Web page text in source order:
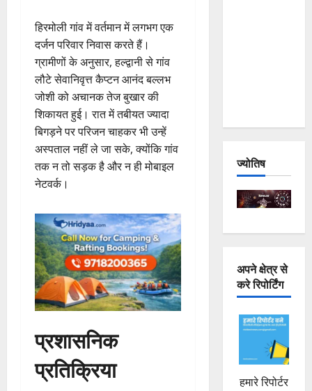
हिरमोली गांव में वर्तमान में लगभग एक
दर्जन परिवार निवास करते हैं।
ग्रामीणों के अनुसार, हल्द्वानी से गांव
लौटे सेवानिवृत्त कैप्टन आनंद बल्लभ
जोशी को अचानक तेज बुखार की
शिकायत हुई। रात में तबीयत ज्यादा
बिगड़ने पर परिजन चाहकर भी उन्हें
अस्पताल नहीं ले जा सके, क्योंकि गांव
तक न तो सड़क है और न ही मोबाइल
नेटवर्क।
प्रशासनिक
प्रतिक्रिया
ज्योतिष
अपने क्षेत्र से
करे रिपोर्टिंग
हमारे रिपोर्टर